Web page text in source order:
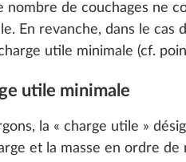
nombre de couchages ne
En revanche, dans le cas
utile minimale (cf.
utile minimale
la « charge utile »
et la masse en ordre